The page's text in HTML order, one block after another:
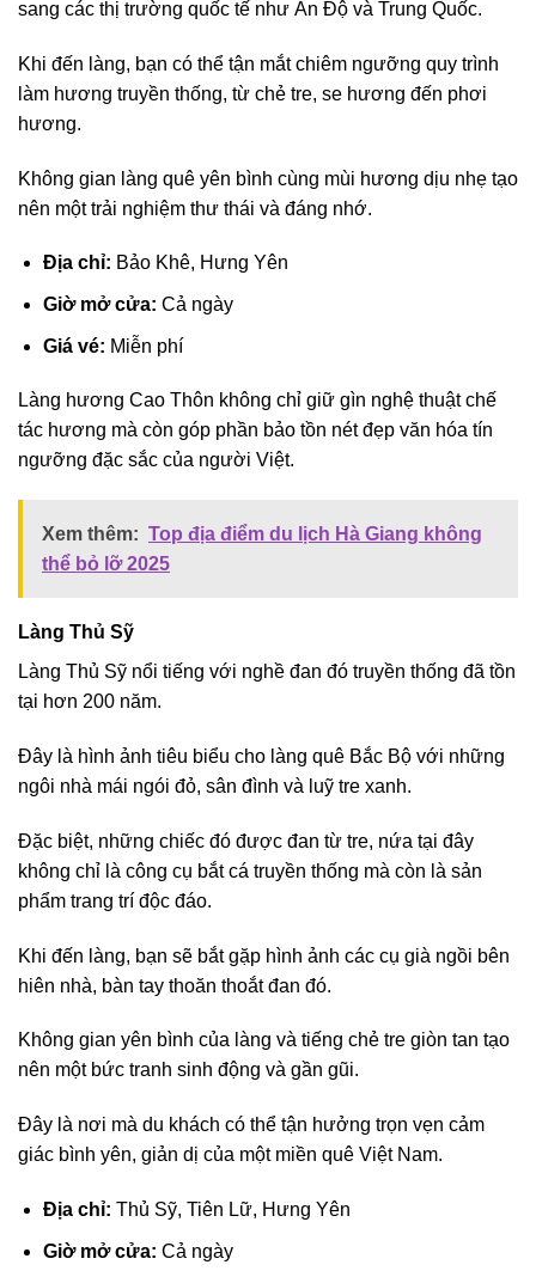
sang các thị trường quốc tế như Ấn Độ và Trung Quốc.
Khi đến làng, bạn có thể tận mắt chiêm ngưỡng quy trình
làm hương truyền thống, từ chẻ tre, se hương đến phơi
hương.
Không gian làng quê yên bình cùng mùi hương dịu nhẹ tạo
nên một trải nghiệm thư thái và đáng nhớ.
Địa chỉ: Bảo Khê, Hưng Yên
Giờ mở cửa: Cả ngày
Giá vé: Miễn phí
Làng hương Cao Thôn không chỉ giữ gìn nghệ thuật chế
tác hương mà còn góp phần bảo tồn nét đẹp văn hóa tín
ngưỡng đặc sắc của người Việt.
Xem thêm: Top địa điểm du lịch Hà Giang không
thể bỏ lỡ 2025
Làng Thủ Sỹ
Làng Thủ Sỹ nổi tiếng với nghề đan đó truyền thống đã tồn
tại hơn 200 năm.
Đây là hình ảnh tiêu biểu cho làng quê Bắc Bộ với những
ngôi nhà mái ngói đỏ, sân đình và luỹ tre xanh.
Đặc biệt, những chiếc đó được đan từ tre, nứa tại đây
không chỉ là công cụ bắt cá truyền thống mà còn là sản
phẩm trang trí độc đáo.
Khi đến làng, bạn sẽ bắt gặp hình ảnh các cụ già ngồi bên
hiên nhà, bàn tay thoăn thoắt đan đó.
Không gian yên bình của làng và tiếng chẻ tre giòn tan tạo
nên một bức tranh sinh động và gần gũi.
Đây là nơi mà du khách có thể tận hưởng trọn vẹn cảm
giác bình yên, giản dị của một miền quê Việt Nam.
Địa chỉ: Thủ Sỹ, Tiên Lữ, Hưng Yên
Giờ mở cửa: Cả ngày